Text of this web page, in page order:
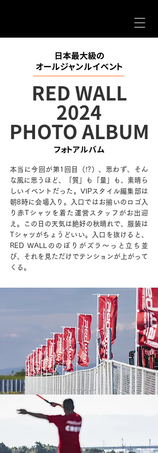
日本最大級の
オールジャンルイベント
RED WALL
2024
PHOTO ALBUM
フォトアルバム
本当に今回が第1回目（!?）、思わず、そん
な風に思うほど、「質」も「量」も、素晴ら
しいイベントだった。VIPスタイル編集部は
朝8時に会場入り。入口ではお揃いのロゴ入
り赤Tシャツを着た運営スタッフがお出迎
え。この日の天気は絶好の秋晴れで、服装は
Tシャツがちょうどいい。入口を抜けると、
RED WALLののぼりがズラ～っと立ち並
び、それを見ただけでテンションが上がって
くる。